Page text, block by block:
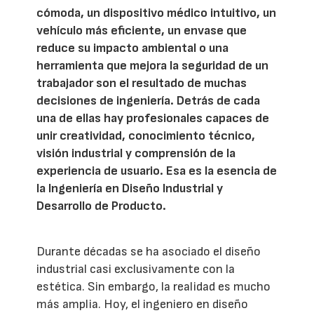
cómoda, un dispositivo médico intuitivo, un
vehículo más eficiente, un envase que
reduce su impacto ambiental o una
herramienta que mejora la seguridad de un
trabajador son el resultado de muchas
decisiones de ingeniería. Detrás de cada
una de ellas hay profesionales capaces de
unir creatividad, conocimiento técnico,
visión industrial y comprensión de la
experiencia de usuario. Esa es la esencia de
la Ingeniería en Diseño Industrial y
Desarrollo de Producto.
Durante décadas se ha asociado el diseño
industrial casi exclusivamente con la
estética. Sin embargo, la realidad es mucho
más amplia. Hoy, el ingeniero en diseño